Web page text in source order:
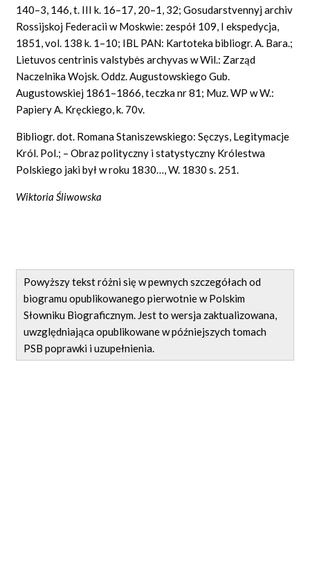
140–3, 146, t. III k. 16–17, 20–1, 32; Gosudarstvennyj archiv
Rossijskoj Federacii w Moskwie: zespół 109, I ekspedycja,
1851, vol. 138 k. 1–10; IBL PAN: Kartoteka bibliogr. A. Bara.;
Lietuvos centrinisvalstybėsarchyvas w Wil.: Zarząd
Naczelnika Wojsk. Oddz. Augustowskiego Gub.
Augustowskiej 1861–1866, teczka nr 81; Muz. WP w W.:
Papiery A. Kręckiego, k. 70v.
Bibliogr. dot. Romana Staniszewskiego: Sęczys, Legitymacje
Król. Pol.; – Obraz polityczny i statystyczny Królestwa
Polskiego jaki był w roku 1830…, W. 1830 s. 251.
Wiktoria Śliwowska
Powyższy tekst różni się w pewnych szczegółach od
biogramu opublikowanego pierwotnie w Polskim
Słowniku Biograficznym. Jest to wersja zaktualizowana,
uwzględniająca opublikowane w późniejszych tomach
PSB poprawki i uzupełnienia.